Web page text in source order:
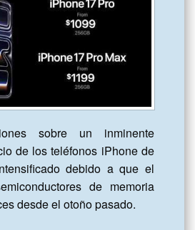
sobre un inminente
de los teléfonos iPhone de
debido a que el
de memoria
desde el otoño pasado.